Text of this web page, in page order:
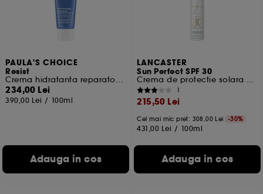
PAULA'S CHOICE
Resist
Crema hidratanta reparatoare SPF 50
234,00 Lei
390,00 Lei / 100ml
Adauga in cos
LANCASTER
Sun Perfect SPF 30
Crema de protectie solara Éclat
1
215,50 Lei
Cel mai mic pret: 308,00 Lei -30%
431,00 Lei / 100ml
Adauga in cos
Cu exceptia cookie-urilor tehnice, plasarea si citirea
celorlalte necesita acordul tau. Poti sa iti personalizezi
alegerile privind plasarea acestor cookies folosind
optiunea "Schimba preferintele" de mai jos, sau poti
toate". Poti alege sa iti modifici preferintele oricand.
Daca doresti mai multe informatii despre cookie-urile
folosite, click aici.